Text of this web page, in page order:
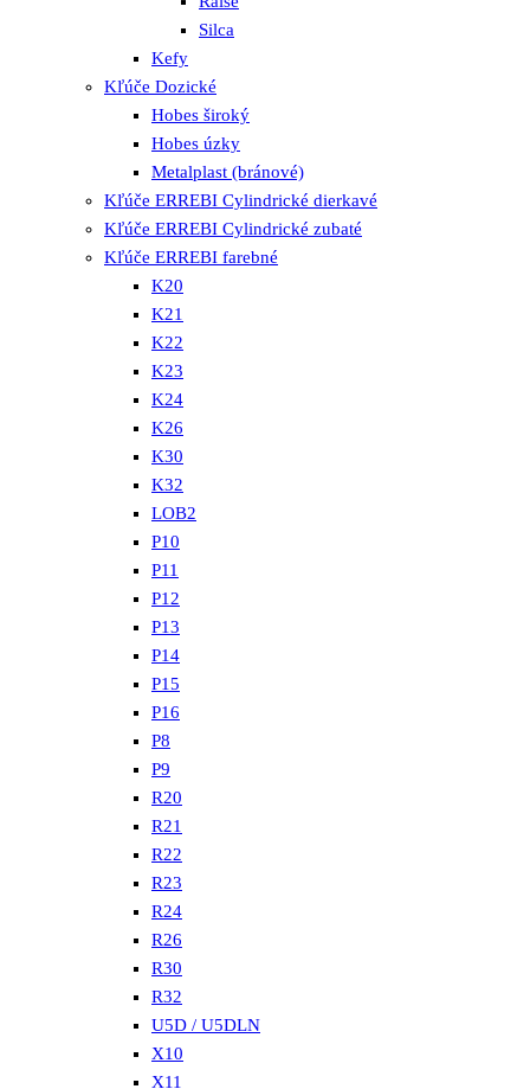
Silca
Kefy
Kľúče Dozické
Hobes široký
Hobes úzky
Metalplast (bránové)
Kľúče ERREBI Cylindrické dierkavé
Kľúče ERREBI Cylindrické zubaté
Kľúče ERREBI farebné
K20
K21
K22
K23
K24
K26
K30
K32
LOB2
P10
P11
P12
P13
P14
P15
P16
P8
P9
R20
R21
R22
R23
R24
R26
R30
R32
U5D / U5DLN
X10
X11